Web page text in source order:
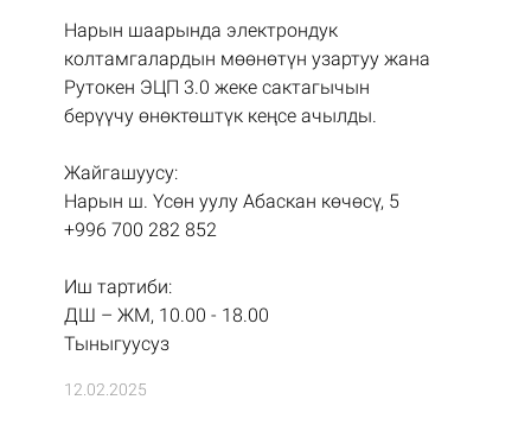
Нарын шаарында электрондук
колтамгалардын мөөнөтүн узартуу жана
Рутокен ЭЦП 3.0 жеке сактагычын
берүүчу өнөктөштүк кеңсе ачылды.
Жайгашуусу:
Нарын ш. Үсөн уулу Абаскан көчөсү, 5
+996 700 282 852
Иш тартиби:
ДШ – ЖМ, 10.00 - 18.00
Тыныгуусуз
12.02.2025